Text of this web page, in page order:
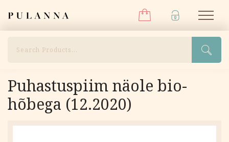
sisu
Menüü
Puhastuspiim näole bio-
hõbega (12.2020)